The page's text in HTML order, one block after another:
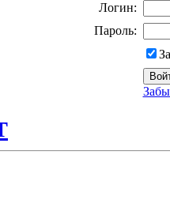
Логин:
Пароль: